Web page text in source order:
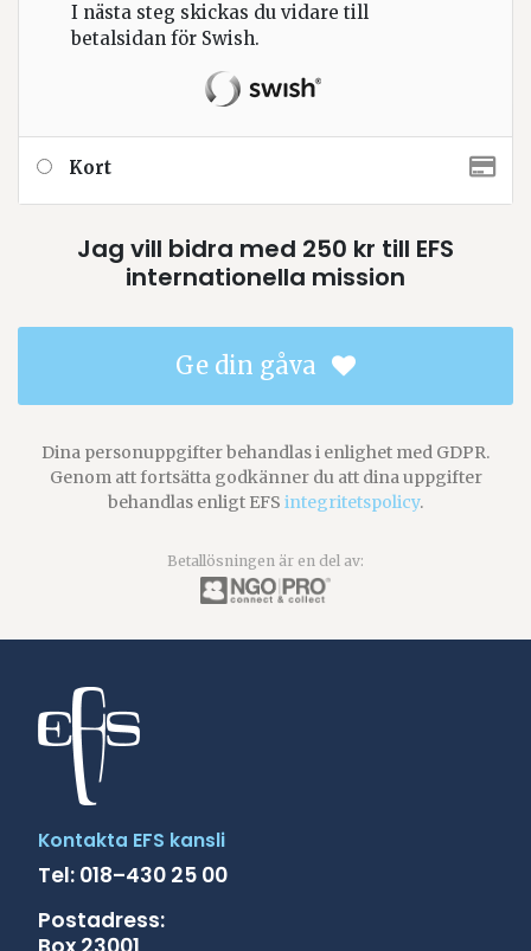
I nästa steg skickas du vidare till
betalsidan för Swish.
Kort
Jag vill bidra med 250 kr till EFS
internationella mission
Ge din gåva
Dina personuppgifter behandlas i enlighet med GDPR.
Genom att fortsätta godkänner du att dina uppgifter
behandlas enligt EFS integritetspolicy.
Betallösningen är en del av:
Kontakta EFS kansli
Tel: 018–430 25 00
Postadress: